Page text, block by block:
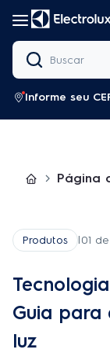
Pular para o
Informe seu
Página
Produtos |01
Guia para
luz